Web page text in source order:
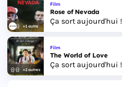
+1 autre
Film
Rose of Nevada
Ça sort aujourd'hui !
+2 autres
Film
The World of Love
Ça sort aujourd'hui !